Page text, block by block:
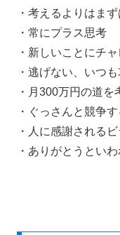
・考えるよりはま
・常にプラス思考
・新しいことにチ
・逃げない、いつも
・月300万円の道を
・ぐっさんと競争す
・人に感謝される
・ありがとうとい